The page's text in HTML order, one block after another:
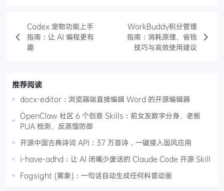
Codex 宠物功能上手
指南：让 AI 编程更有
趣
WorkBuddy积分管理
指南：消耗原理、省钱
技巧与高效使用建议
推荐阅读
docx-editor：浏览器端直接编辑 Word 的开源编辑器
OpenClaw 社区 6 个创意 Skills：前女友数字分身、老板
PUA 检测、反蒸馏防御
开源中国古典诗词 API：37 万首诗，一键接入国风应用
i-have-adhd：让 AI 闭嘴少废话的 Claude Code 开源 Skill
Fogsight (雾象)：一句话自动生成任何科普动画